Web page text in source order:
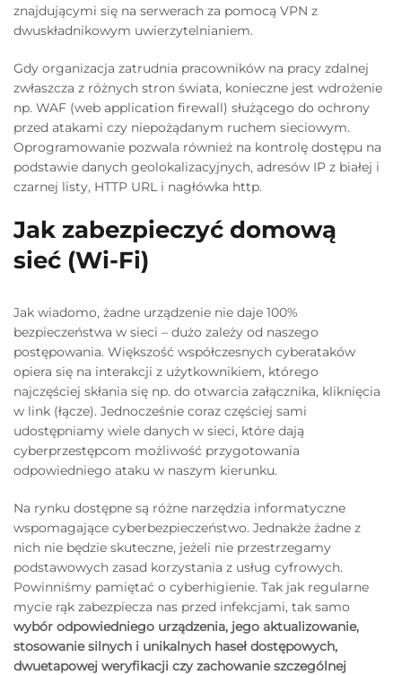
znajdującymi się na serwerach za pomocą VPN z
dwuskładnikowym uwierzytelnianiem.
Gdy organizacja zatrudnia pracowników na pracy zdalnej
zwłaszcza z różnych stron świata, konieczne jest wdrożenie
np. WAF (web application firewall) służącego do ochrony
przed atakami czy niepożądanym ruchem sieciowym.
Oprogramowanie pozwala również na kontrolę dostępu na
podstawie danych geolokalizacyjnych, adresów IP z białej i
czarnej listy, HTTP URL i nagłówka http.
Jak zabezpieczyć domową
sieć (Wi-Fi)
Jak wiadomo, żadne urządzenie nie daje 100%
bezpieczeństwa w sieci – dużo zależy od naszego
postępowania. Większość współczesnych cyberataków
opiera się na interakcji z użytkownikiem, którego
najczęściej skłania się np. do otwarcia załącznika, kliknięcia
w link (łącze). Jednocześnie coraz częściej sami
udostępniamy wiele danych w sieci, które dają
cyberprzestępcom możliwość przygotowania
odpowiedniego ataku w naszym kierunku.
Na rynku dostępne są różne narzędzia informatyczne
wspomagające cyberbezpieczeństwo. Jednakże żadne z
nich nie będzie skuteczne, jeżeli nie przestrzegamy
podstawowych zasad korzystania z usług cyfrowych.
Powinniśmy pamiętać o cyberhigienie. Tak jak regularne
mycie rąk zabezpiecza nas przed infekcjami, tak samo
wybór odpowiedniego urządzenia, jego aktualizowanie,
stosowanie silnych i unikalnych haseł dostępowych,
dwuetapowej weryfikacji czy zachowanie szczególnej